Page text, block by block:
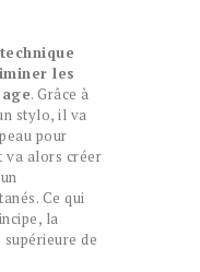
les
. Grâce à
stylo, il va
pour
va alors créer
Ce qui
la
de